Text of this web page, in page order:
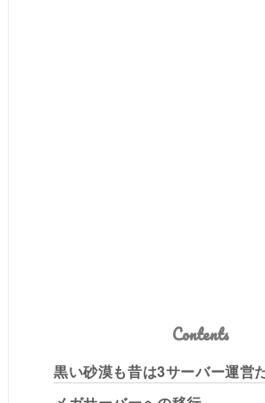
Contents
黒い砂漠も昔は3サーバー運営